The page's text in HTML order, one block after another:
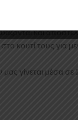
και
κουτί τους για
γίνεται μέσα σε